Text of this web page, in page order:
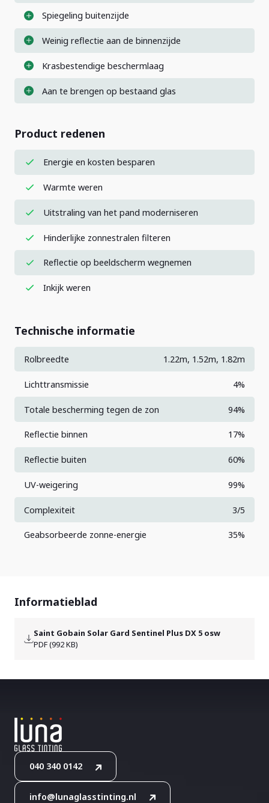
Spiegeling buitenzijde
Weinig reflectie aan de binnenzijde
Krasbestendige beschermlaag
Aan te brengen op bestaand glas
Product redenen
Energie en kosten besparen
Warmte weren
Uitstraling van het pand moderniseren
Hinderlijke zonnestralen filteren
Reflectie op beeldscherm wegnemen
Inkijk weren
Technische informatie
Rolbreedte 1.22m, 1.52m, 1.82m
Lichttransmissie 4%
Totale bescherming tegen de zon 94%
Reflectie binnen 17%
Reflectie buiten 60%
UV-weigering 99%
Complexiteit 3/5
Geabsorbeerde zonne-energie 35%
Informatieblad
Saint Gobain Solar Gard Sentinel Plus DX 5 osw
PDF (992 KB)
040 340 0142
info@lunaglasstinting.nl